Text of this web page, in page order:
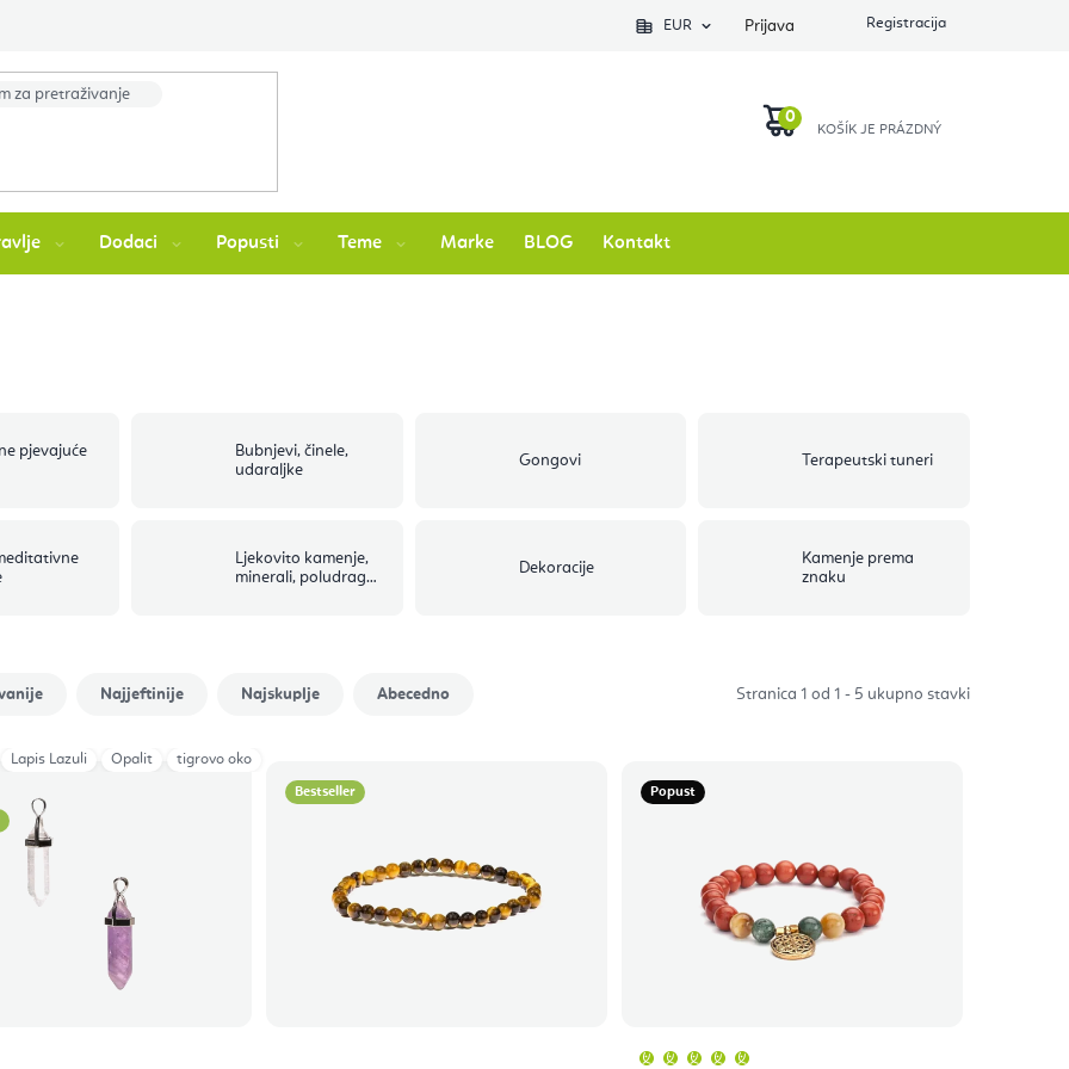
EUR Prijava
Dodaci Popusti Teme Marke BLOG Kontakt
pjevajuće
Bubnjevi, činele,
udaraljke
Gongovi Terapeutski tuneri
Ljekovito kamenje,
minerali, poludrago
Dekoracije
Kamenje prema
znaku
Stranica 1 od 1 - 5 ukupno stavki
Najjeftinije Najskuplje Abecedno
Lapis Lazuli Opalit tigrovo oko
Bestseller Popust